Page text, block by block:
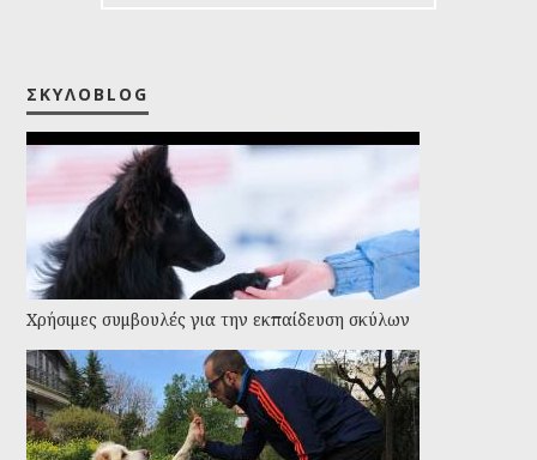
ΣΚΥΛΟBLOG
Χρήσιμες συμβουλές για την εκπαίδευση σκύλων